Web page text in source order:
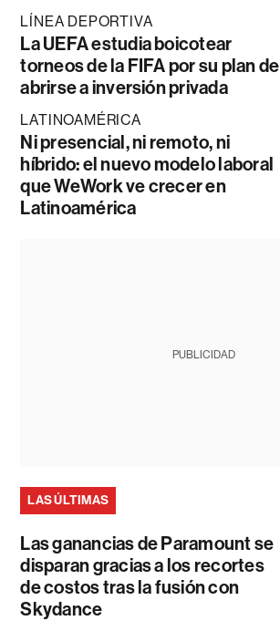
LÍNEA DEPORTIVA
La UEFA estudia boicotear
torneos de la FIFA por su plan de
abrirse a inversión privada
LATINOAMÉRICA
Ni presencial, ni remoto, ni
híbrido: el nuevo modelo laboral
que WeWork ve crecer en
Latinoamérica
PUBLICIDAD
LAS ÚLTIMAS
Las ganancias de Paramount se
disparan gracias a los recortes
de costos tras la fusión con
Skydance